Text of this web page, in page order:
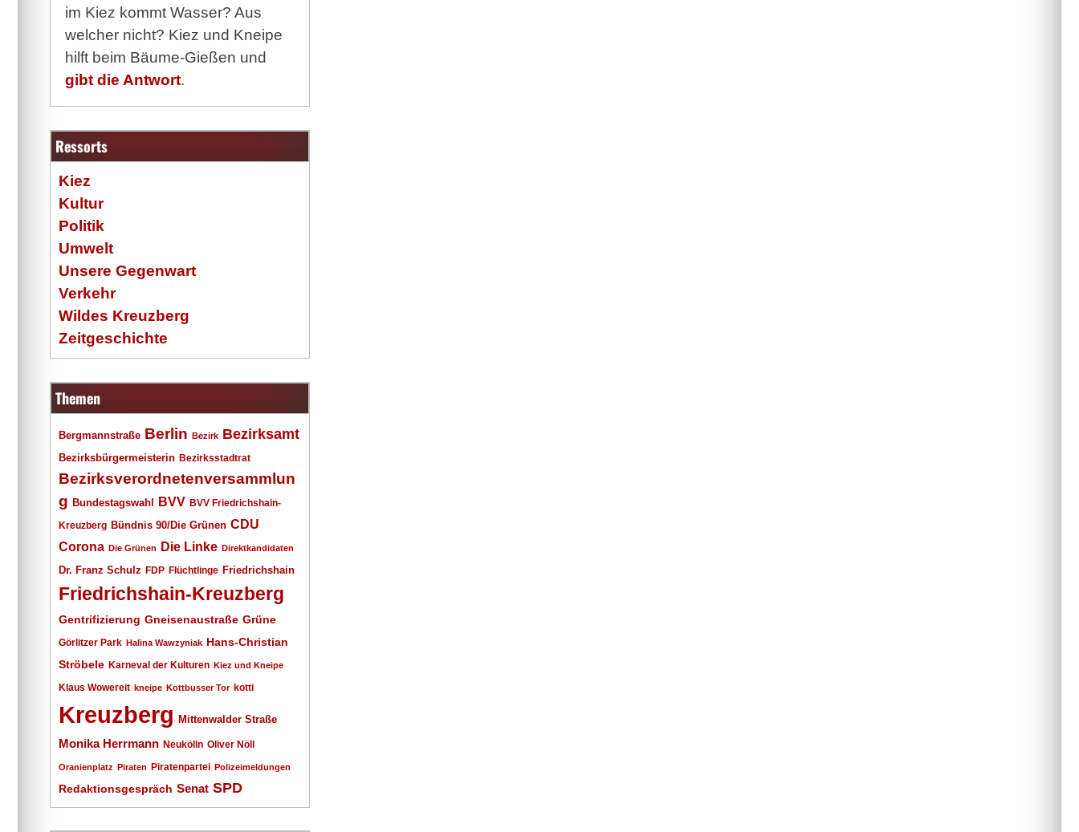
im Kiez kommt Wasser? Aus
welcher nicht? Kiez und Kneipe
hilft beim Bäume-Gießen und
gibt die Antwort.
Ressorts
Kiez
Kultur
Politik
Umwelt
Unsere Gegenwart
Verkehr
Wildes Kreuzberg
Zeitgeschichte
Themen
Bergmannstraße Berlin Bezirk Bezirksamt
Bezirksbürgermeisterin Bezirksstadtrat
Bezirksverordnetenversammlun
g Bundestagswahl BVV BVV Friedrichshain-
Kreuzberg Bündnis 90/Die Grünen CDU
Corona Die Grünen Die Linke Direktkandidaten
Dr. Franz Schulz FDP Flüchtlinge Friedrichshain
Friedrichshain-Kreuzberg
Gentrifizierung Gneisenaustraße Grüne
Görlitzer Park Halina Wawzyniak Hans-Christian
Ströbele Karneval der Kulturen Kiez und Kneipe
Klaus Wowereit kneipe Kottbusser Tor kotti
Kreuzberg Mittenwalder Straße
Monika Herrmann Neukölln Oliver Nöll
Oranienplatz Piraten Piratenpartei Polizeimeldungen
Redaktionsgespräch Senat SPD